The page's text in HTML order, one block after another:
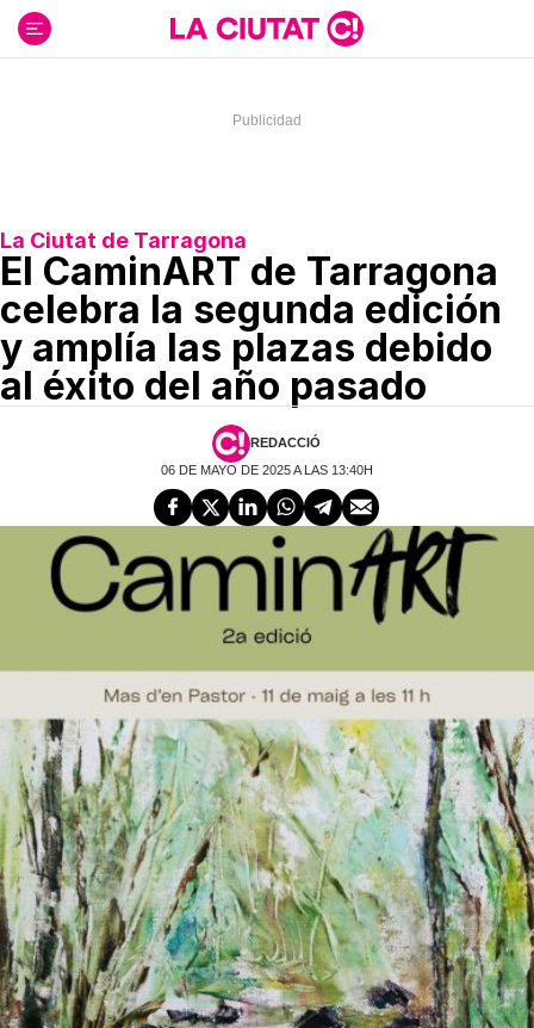
contenido
La Ciutat de Tarragona
El CaminART de Tarragona
celebra la segunda edición
y amplía las plazas debido
al éxito del año pasado
REDACCIÓ
06 DE MAYO DE 2025 A LAS 13:40H